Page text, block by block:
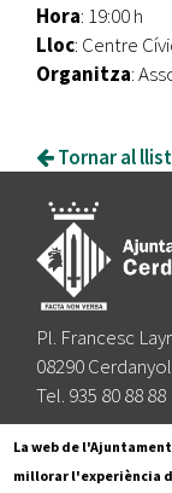
Hora: 19:00 h
Lloc: Centre
Organitza:
Tornar al
Pl. Francesc
08290
Tel. 935 80 88 88
Segueix-nos a:
La web de
millorar l'experiència